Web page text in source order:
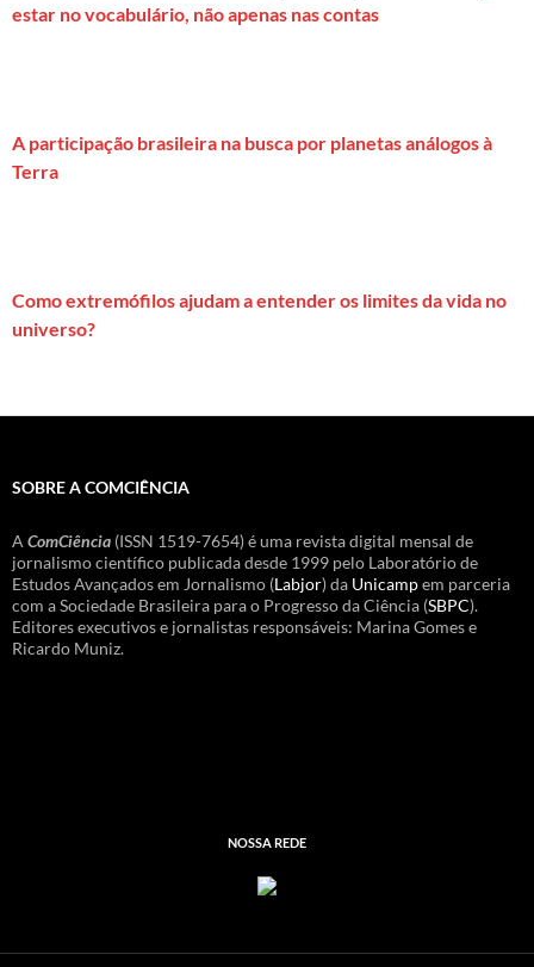
estar no vocabulário, não apenas nas contas
A participação brasileira na busca por planetas análogos à
Terra
Como extremófilos ajudam a entender os limites da vida no
universo?
SOBRE A COMCIÊNCIA
A ComCiência (ISSN 1519-7654) é uma revista digital mensal de
jornalismo científico publicada desde 1999 pelo Laboratório de
Estudos Avançados em Jornalismo (Labjor) da Unicampem parceria
com a Sociedade Brasileira para o Progresso da Ciência (SBPC).
Editores executivos e jornalistas responsáveis: Marina Gomes e
Ricardo Muniz.
NOSSA REDE